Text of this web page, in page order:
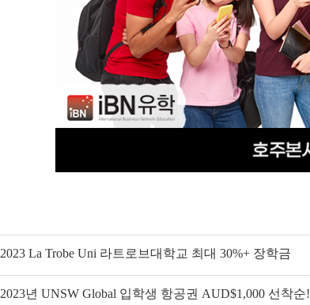
2023 La Trobe Uni 라트로브대학교 최대 30%+ 장학금
2023년 UNSW Global 입학생 항공권 AUD$1,000 선착순!